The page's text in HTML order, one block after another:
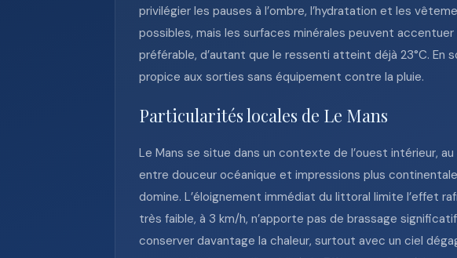
privilégier les pauses à l’ombre, l’hydratation et les
possibles, mais les surfaces minérales peuvent
préférable, d’autant que le ressenti atteint déjà 23°C.
propice aux sorties sans équipement contre la pluie.
Particularités locales de Le Mans
Le Mans se situe dans un contexte de l’ouest intérieur,
entre douceur océanique et impressions plus
domine. L’éloignement immédiat du littoral limite l’effet
très faible, à 3 km/h, n’apporte pas de brassage
conserver davantage la chaleur, surtout avec un ciel